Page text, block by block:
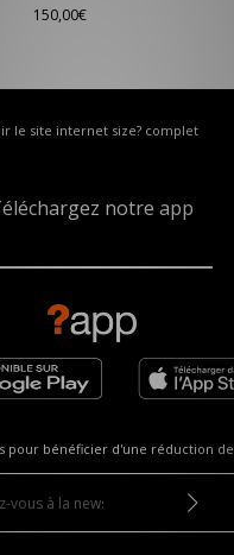
150,00€
le site internet size? complet
notre app
pour bénéficier d'une réduction de